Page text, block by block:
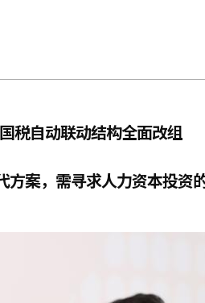
税自动联动结构全面改组
方案，需寻求人力资本投资